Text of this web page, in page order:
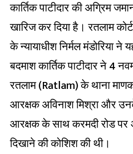
कार्तिक पाटीदार की अग्रिम
खारिज कर दिया है। रतलाम
के न्यायाधीश निर्मल मंडोरिया
बदमाश कार्तिक पाटीदार ने 4
रतलाम (Ratlam) के थाना
आरक्षक अविनाश मिश्रा और
आरक्षक के साथ करमदी रोड पर
दिखाने की कोशिश की थी।